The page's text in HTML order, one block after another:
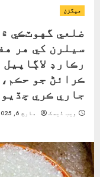
ميگزن
ضلعي گهوٽڪي
سيلرن کي هر
رڪارڊ
ڪرائڻ جو
جاري ڪري ڇڏيو
ویب ڈیسک مارچ 6, 2025